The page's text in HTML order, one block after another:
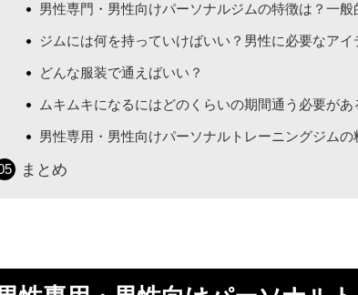
男性専門・男性向けパーソナルジムの特徴は？一
ジムには何を持っていけばいい？男性に必要なアイ
どんな服装で通えばいい？
ムキムキになるにはどのくらいの期間通う必要があ
男性専用・男性向けパーソナルトレーニングジムの
まとめ